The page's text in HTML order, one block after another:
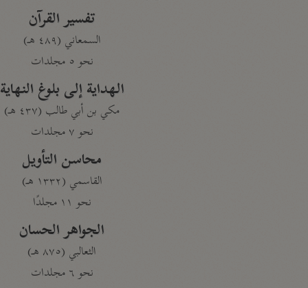
تفسير القرآن
السمعاني (٤٨٩ هـ)
نحو ٥ مجلدات
الهداية إلى بلوغ النهاية
مكي بن أبي طالب (٤٣٧ هـ)
نحو ٧ مجلدات
محاسن التأويل
القاسمي (١٣٣٢ هـ)
نحو ١١ مجلدًا
الجواهر الحسان
الثعالبي (٨٧٥ هـ)
نحو ٦ مجلدات